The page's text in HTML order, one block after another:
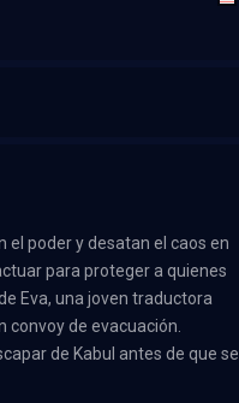
el poder y desatan el caos en
para proteger a quienes
Eva, una joven traductora
de evacuación.
de Kabul antes de que se